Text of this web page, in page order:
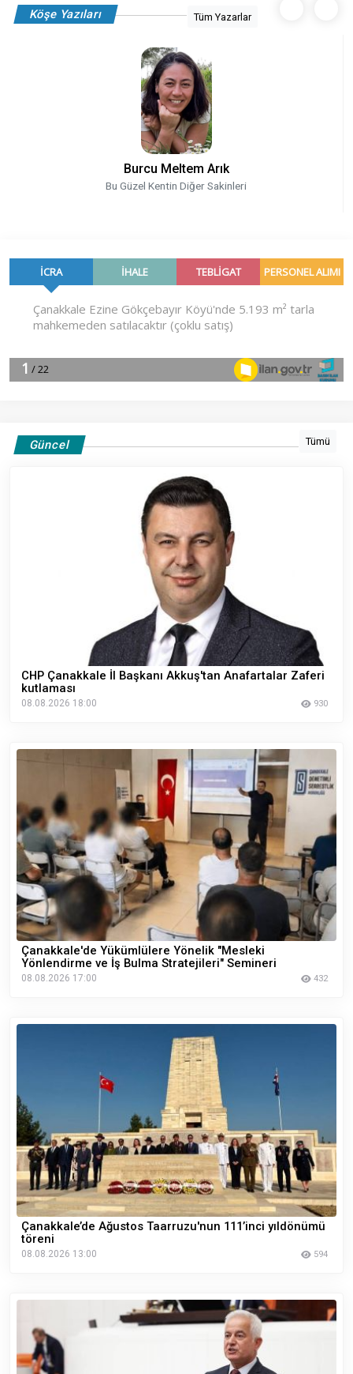
Köşe Yazıları Tüm Yazarlar
Burcu Meltem Arık
Bu Güzel Kentin Diğer Sakinleri
Güncel Tümü
CHP Çanakkale İl Başkanı Akkuş'tan Anafartalar Zaferi
kutlaması
08.08.2026 18:00 930
Çanakkale'de Yükümlülere Yönelik "Mesleki
Yönlendirme ve İş Bulma Stratejileri" Semineri
08.08.2026 17:00 432
Çanakkale’de Ağustos Taarruzu'nun 111’inci yıldönümü
töreni
08.08.2026 13:00 594